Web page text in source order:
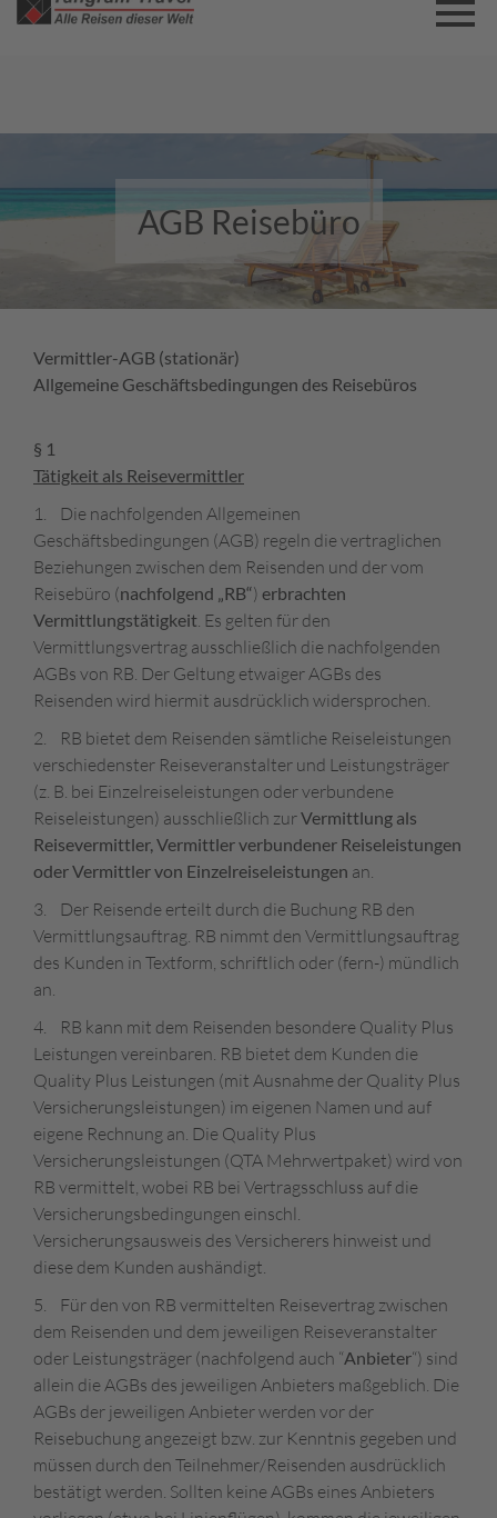
Kontaktieren Sie uns
AGB Reisebüro
Vermittler-AGB (stationär)
Allgemeine Geschäftsbedingungen des Reisebüros
§ 1
Tätigkeit als Reisevermittler
1. Die nachfolgenden Allgemeinen
Geschäftsbedingungen (AGB) regeln die vertraglichen
Beziehungen zwischen dem Reisenden und der vom
Reisebüro (nachfolgend „RB“) erbrachten
Vermittlungstätigkeit. Es gelten für den
Vermittlungsvertrag ausschließlich die nachfolgenden
AGBs von RB. Der Geltung etwaiger AGBs des
Reisenden wird hiermit ausdrücklich widersprochen.
2. RB bietet dem Reisenden sämtliche Reiseleistungen
verschiedenster Reiseveranstalter und Leistungsträger
(z. B. bei Einzelreiseleistungen oder verbundene
Reiseleistungen) ausschließlich zurVermittlung als
Reisevermittler, Vermittler verbundener Reiseleistungen
oder Vermittler von Einzelreiseleistungen an.
3. Der Reisende erteilt durch die Buchung RB den
Vermittlungsauftrag. RB nimmt den Vermittlungsauftrag
des Kunden in Textform, schriftlich oder (fern-) mündlich
an.
4. RB kann mit dem Reisenden besondere Quality Plus
Leistungen vereinbaren. RB bietet dem Kunden die
Quality Plus Leistungen (mit Ausnahme der Quality Plus
Versicherungsleistungen) im eigenen Namen und auf
eigene Rechnung an. Die Quality Plus
Versicherungsleistungen (QTA Mehrwertpaket) wird von
RB vermittelt, wobei RB bei Vertragsschluss auf die
Versicherungsbedingungen einschl.
Versicherungsausweis des Versicherers hinweist und
diese dem Kunden aushändigt.
5. Für den von RB vermittelten Reisevertrag zwischen
dem Reisenden und dem jeweiligen Reiseveranstalter
oder Leistungsträger (nachfolgend auch “Anbieter“) sind
allein die AGBs des jeweiligen Anbieters maßgeblich. Die
AGBs der jeweiligen Anbieter werden vor der
Reisebuchung angezeigt bzw. zur Kenntnis gegeben und
müssen durch den Teilnehmer/Reisenden ausdrücklich
bestätigt werden. Sollten keine AGBs eines Anbieters